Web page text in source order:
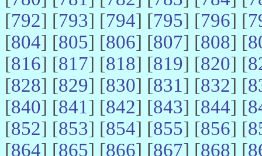
[792] [793] [794] [795] [796] [
[804] [805] [806] [807] [808] [
[816] [817] [818] [819] [820] [
[828] [829] [830] [831] [832] [
[840] [841] [842] [843] [844] [
[852] [853] [854] [855] [856] [
[864] [865] [866] [867] [868] [